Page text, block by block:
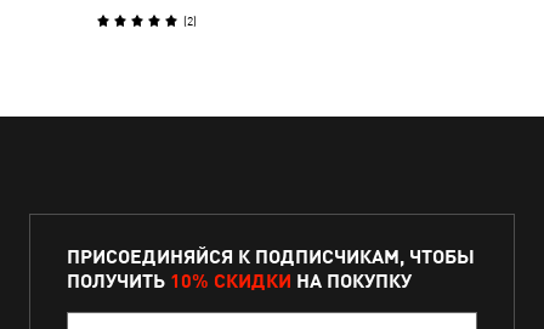
(2)
ПРИСОЕДИНЯЙСЯ К ПОДПИСЧИКАМ, ЧТОБЫ
ПОЛУЧИТЬ 10% СКИДКИ НА ПОКУПКУ